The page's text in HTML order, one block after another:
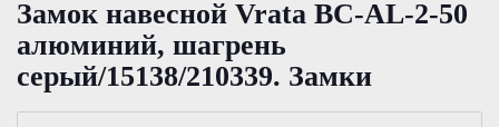
Замок навесной Vrata BC-AL-2-50
алюминий, шагрень
серый/15138/210339. Замки